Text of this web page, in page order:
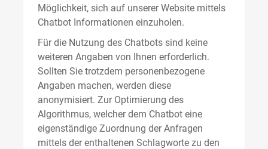
Möglichkeit, sich auf unserer Website mittels
Chatbot Informationen einzuholen.
Für die Nutzung des Chatbots sind keine
weiteren Angaben von Ihnen erforderlich.
Sollten Sie trotzdem personenbezogene
Angaben machen, werden diese
anonymisiert. Zur Optimierung des
Algorithmus, welcher dem Chatbot eine
eigenständige Zuordnung der Anfragen
mittels der enthaltenen Schlagworte zu den